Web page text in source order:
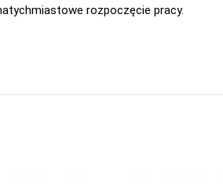
rozpoczęcie pracy.